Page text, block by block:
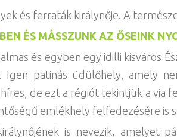
és ferraták királynője. A
ÉS MÁSSZUNK AZ ŐSEINK
és egyben egy idilli kisváros
Igen patinás üdülőhely, amely
de ezt a régiót tekintjük a via
emlékhely felfedezésére is
is nevezik, amelyet